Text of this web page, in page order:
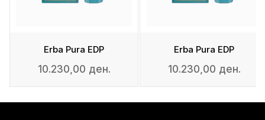
Erba Pura EDP
10.230,00 ден.
Erba Pura EDP
10.230,00 ден.